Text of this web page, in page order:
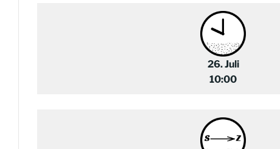
26. Juli
10:00